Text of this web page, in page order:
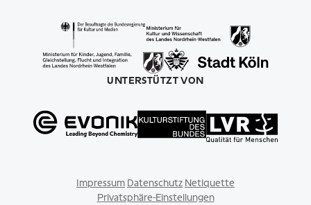
UNTERSTÜTZT VON
Impressum Datenschutz Netiquette
Privatsphäre-Einstellungen